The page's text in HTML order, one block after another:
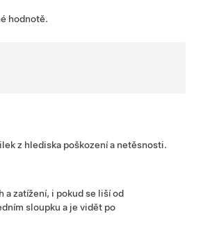
hodnotě.
z hlediska poškození a netěsnosti.
zatížení, i pokud se liší od
sloupku a je vidět po